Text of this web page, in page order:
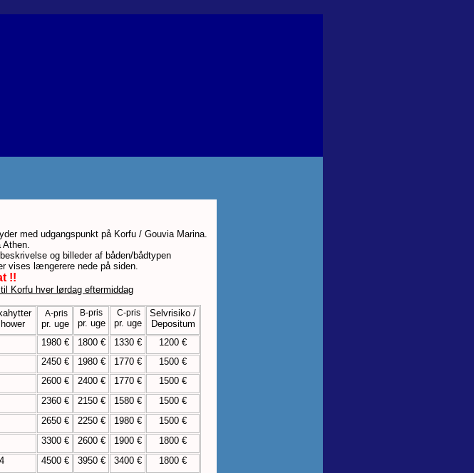
med udgangspunkt på Korfu / Gouvia Marina.
Athen.
og billeder af båden/bådtypen
vises længerere nede på siden.
!!
Korfu hver lørdag eftermiddag
A-pris
pr. uge
B-pris
pr. uge
C-pris
pr. uge
Selvrisiko /
Depositum
1980 € 1800 € 1330 € 1200 €
2450 € 1980 € 1770 € 1500 €
2600 € 2400 € 1770 € 1500 €
2360 € 2150 € 1580 € 1500 €
2650 € 2250 € 1980 € 1500 €
3300 € 2600 € 1900 € 1800 €
4500 € 3950 € 3400 € 1800 €